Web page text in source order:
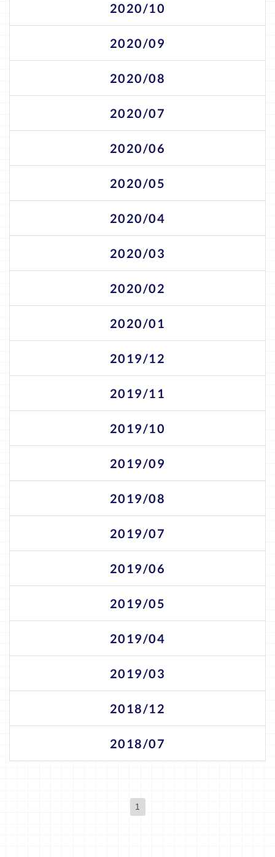
2020/10
2020/09
2020/08
2020/07
2020/06
2020/05
2020/04
2020/03
2020/02
2020/01
2019/12
2019/11
2019/10
2019/09
2019/08
2019/07
2019/06
2019/05
2019/04
2019/03
2018/12
2018/07
1